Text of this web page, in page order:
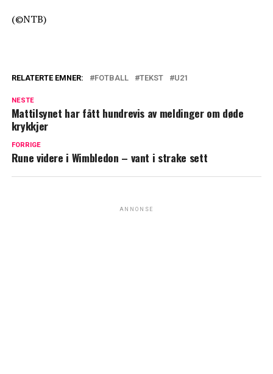
(©NTB)
RELATERTE EMNER: FOTBALL TEKST U21
NESTE
Mattilsynet har fått hundrevis av meldinger om døde
krykkjer
FORRIGE
Rune videre i Wimbledon – vant i strake sett
ANNONSE